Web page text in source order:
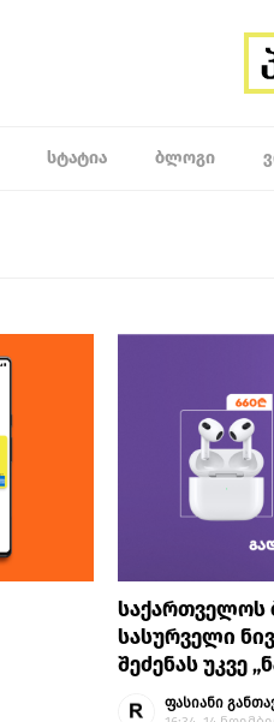
ᲡᲢᲐᲢᲘᲐ ᲑᲚᲝᲒᲘ
საქართველოს
სასურველი
შეძენას უკვე
ფასიანი